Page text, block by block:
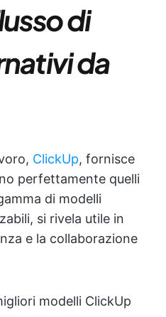
di
da
ClickUp, fornisce
perfettamente quelli
di modelli
si rivela utile in
e la collaborazione
modelli ClickUp